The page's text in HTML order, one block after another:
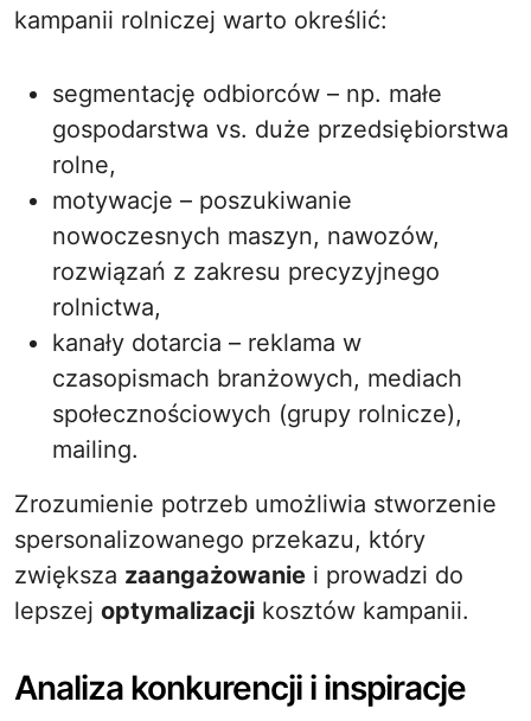
kampanii rolniczej warto określić:
segmentację odbiorców – np. małe
gospodarstwa vs. duże przedsiębiorstwa
rolne,
motywacje – poszukiwanie
nowoczesnych maszyn, nawozów,
rozwiązań z zakresu precyzyjnego
rolnictwa,
kanały dotarcia – reklama w
czasopismach branżowych, mediach
społecznościowych (grupy rolnicze),
mailing.
Zrozumienie potrzeb umożliwia stworzenie
spersonalizowanego przekazu, który
zwiększa zaangażowanie i prowadzi do
lepszej optymalizacji kosztów kampanii.
Analiza konkurencji i inspiracje